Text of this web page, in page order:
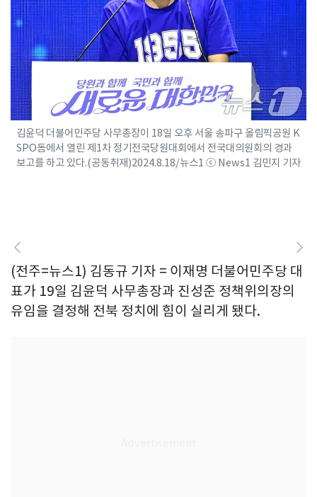
김윤덕 더불어민주당 사무총장이 18일 오후 서울 송파구 올림픽공원 K
SPO돔에서 열린 제1차 정기전국당원대회에서 전국대의원회의 경과
보고를 하고 있다.(공동취재)2024.8.18/뉴스1 ⓒ News1 김민지 기자
(전주=뉴스1) 김동규 기자 = 이재명 더불어민주당 대
표가 19일 김윤덕 사무총장과 진성준 정책위의장의
유임을 결정해 전북 정치에 힘이 실리게 됐다.